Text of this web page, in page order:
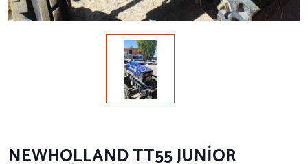
NEWHOLLAND TT55 JUNİOR